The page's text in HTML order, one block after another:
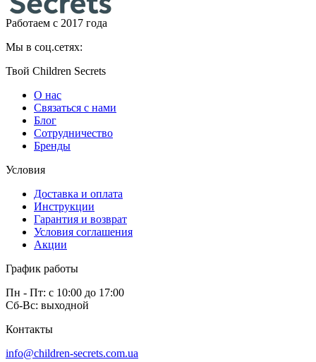
Работаем с 2017 года
Мы в соц.сетях:
Твой Children Secrets
О нас
Связаться с нами
Блог
Сотрудничество
Бренды
Условия
Доставка и оплата
Инструкции
Гарантия и возврат
Условия соглашения
Акции
График работы
Пн - Пт: с 10:00 до 17:00
Сб-Вс: выходной
Контакты
info@children-secrets.com.ua